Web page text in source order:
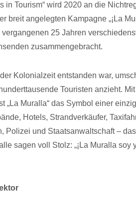
in Tourism“ wird 2020 an die
breit angelegten Kampagne „¡La
25 Jahren
zusammengebracht.
Kolonialzeit entstanden war,
Touristen anzieht.
Muralla“ das Symbol einer
Hotels, Strandverkäufer,
und Staatsanwaltschaft –
sagen voll Stolz: „¡La Muralla soy